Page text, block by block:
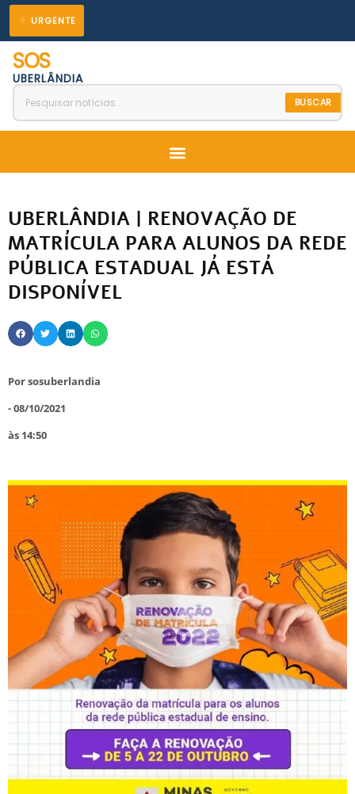
para
conteúdo
URGENTE
SOS
UBERLÂNDIA
BUSCAR
Menu
UBERLÂNDIA | RENOVAÇÃO DE
MATRÍCULA PARA ALUNOS DA REDE
PÚBLICA ESTADUAL JÁ ESTÁ
DISPONÍVEL
Porsosuberlandia
-08/10/2021
às 14:50